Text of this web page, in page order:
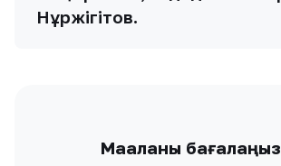
Нұржігітов.
Мақаланы бағалаңыз